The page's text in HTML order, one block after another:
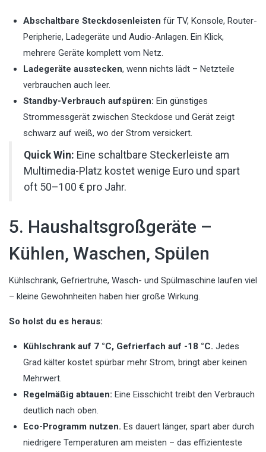
Abschaltbare Steckdosenleisten für TV, Konsole, Router-
Peripherie, Ladegeräte und Audio-Anlagen. Ein Klick,
mehrere Geräte komplett vom Netz.
Ladegeräte ausstecken, wenn nichts lädt – Netzteile
verbrauchen auch leer.
Standby-Verbrauch aufspüren: Ein günstiges
Strommessgerät zwischen Steckdose und Gerät zeigt
schwarz auf weiß, wo der Strom versickert.
Quick Win: Eine schaltbare Steckerleiste am
Multimedia-Platz kostet wenige Euro und spart
oft 50–100 € pro Jahr.
5. Haushaltsgroßgeräte –
Kühlen, Waschen, Spülen
Kühlschrank, Gefriertruhe, Wasch- und Spülmaschine laufen viel
– kleine Gewohnheiten haben hier große Wirkung.
So holst du es heraus:
Kühlschrank auf 7 °C, Gefrierfach auf -18 °C. Jedes
Grad kälter kostet spürbar mehr Strom, bringt aber keinen
Mehrwert.
Regelmäßig abtauen: Eine Eisschicht treibt den Verbrauch
deutlich nach oben.
Eco-Programm nutzen. Es dauert länger, spart aber durch
niedrigere Temperaturen am meisten – das effizienteste